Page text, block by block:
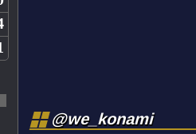
@we_konami